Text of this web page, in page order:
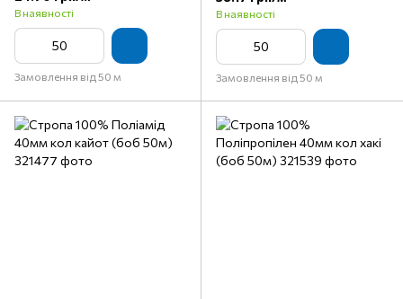
В наявності
Замовлення від 50 м
В наявності
Замовлення від 50 м